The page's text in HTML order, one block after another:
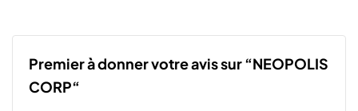
Premier à donner votre avis sur “NEOPOLIS
CORP“